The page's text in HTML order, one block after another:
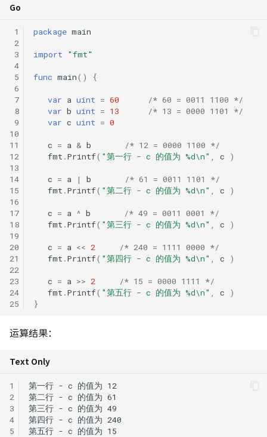
Go
1
2
3
4
5
6
7
8
9
10
11
12
13
14
15
16
17
18
19
20
21
22
23
24
25
package main
import "fmt"
func main() {
var a uint = 60
/* 60 = 0011 1100 */
var b uint = 13
/* 13 = 0000 1101 */
var c uint = 0
c = a & b
/* 12 = 0000 1100 */
fmt .Printf( "第一行 - c 的值为 %d\n" c )
c = a | b
/* 61 = 0011 1101 */
fmt .Printf( "第二行 - c 的值为 %d\n" c )
c = a ^ b
/* 49 = 0011 0001 */
fmt .Printf( "第三行 - c 的值为 %d\n" c )
c = a << 2
/* 240 = 1111 0000 */
fmt .Printf( "第四行 - c 的值为 %d\n" c )
c = a >> 2
/* 15 = 0000 1111 */
fmt .Printf( "第五行 - c 的值为 %d\n" c
)
}
运算结果：
Text Only
1
2
3
4
5